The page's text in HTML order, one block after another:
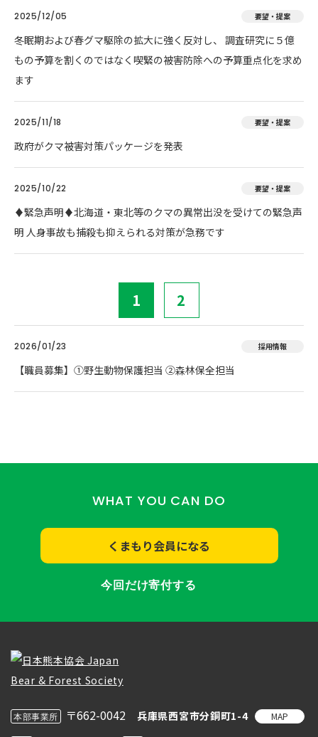
2025/12/05 要望・提案
冬眠期および春グマ駆除の拡大に強く反対し、 調査研究に５億
もの予算を割くのではなく喫緊の被害防除への予算重点化を求め
ます
2025/11/18 要望・提案
政府がクマ被害対策パッケージを発表
2025/10/22 要望・提案
♦️緊急声明♦️北海道・東北等のクマの異常出没を受けての緊急声
明 人身事故も捕殺も抑えられる対策が急務です
1 2
2026/01/23 採用情報
【職員募集】①野生動物保護担当 ②森林保全担当
WHAT YOU CAN DO
くまもり会員になる
今回だけ寄付する
本部事業所 〒662-0042 兵庫県西宮市分銅町1-4 MAP